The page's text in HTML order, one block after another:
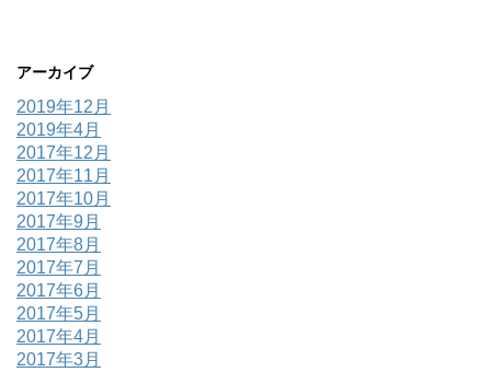
アーカイブ
2019年12月
2019年4月
2017年12月
2017年11月
2017年10月
2017年9月
2017年8月
2017年7月
2017年6月
2017年5月
2017年4月
2017年3月